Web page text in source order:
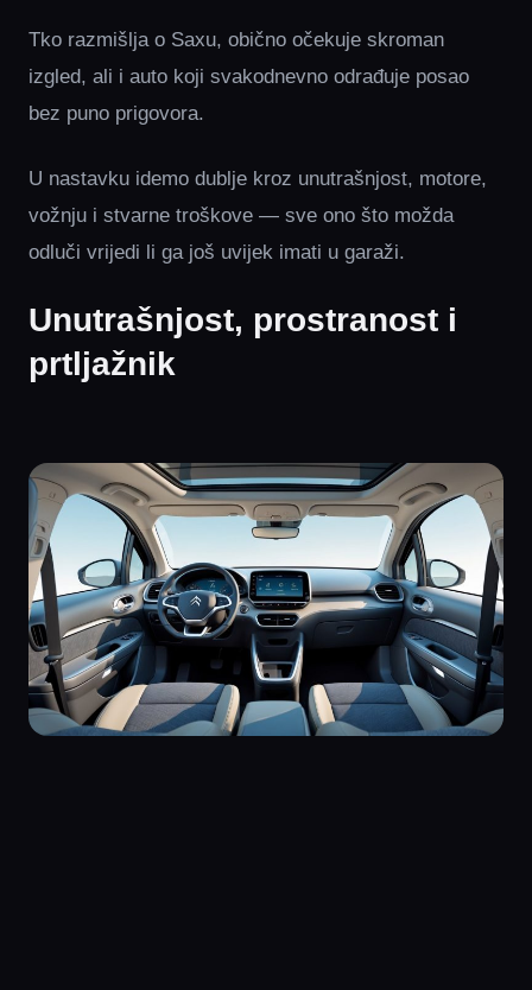
Tko razmišlja o Saxu, obično očekuje skroman
izgled, ali i auto koji svakodnevno odrađuje posao
bez puno prigovora.
U nastavku idemo dublje kroz unutrašnjost, motore,
vožnju i stvarne troškove — sve ono što možda
odluči vrijedi li ga još uvijek imati u garaži.
Unutrašnjost, prostranost i
prtljažnik